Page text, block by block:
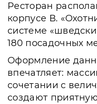
Ресторан
корпусе В.
системе
180 посадочных
Оформление
впечатляет:
сочетании с
создают